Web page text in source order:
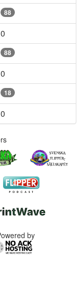
88
0
88
0
18
0
by